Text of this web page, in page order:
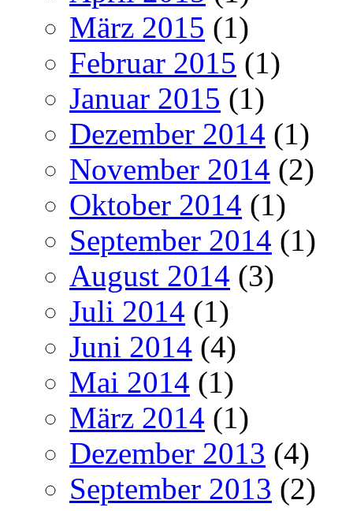
März 2015 (1)
Februar 2015 (1)
Januar 2015 (1)
Dezember 2014 (1)
November 2014 (2)
Oktober 2014 (1)
September 2014 (1)
August 2014 (3)
Juli 2014 (1)
Juni 2014 (4)
Mai 2014 (1)
März 2014 (1)
Dezember 2013 (4)
September 2013 (2)